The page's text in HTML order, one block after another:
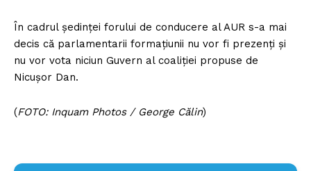
În cadrul ședinței forului de conducere al AUR s-a mai
decis că parlamentarii formațiunii nu vor fi prezenți și
nu vor vota niciun Guvern al coaliției propuse de
Nicușor Dan.
(FOTO: Inquam Photos / George Călin)